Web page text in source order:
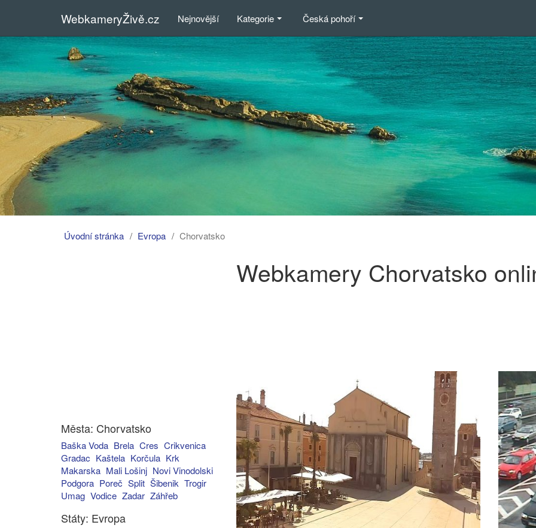
WebkameryŽivě.cz Nejnovější Kategorie Česká pohoří
Úvodní stránka Evropa Chorvatsko
Města: Chorvatsko
Baška Voda Brela Cres Crikvenica
Gradac Kaštela Korčula Krk
Makarska Mali Lošinj Novi Vinodolski
Podgora Poreč Split Šibenik Trogir
Umag Vodice Zadar Záhřeb
Státy: Evropa
Webkamery Chorvatsko